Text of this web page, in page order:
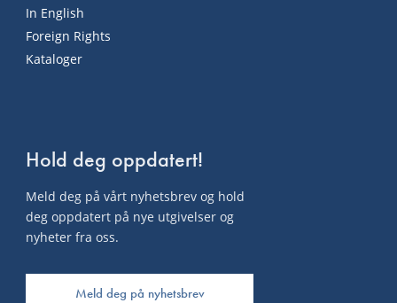
In English
Foreign Rights
Kataloger
Hold deg oppdatert!
Meld deg på vårt nyhetsbrev og hold
deg oppdatert på nye utgivelser og
nyheter fra oss.
Meld deg på nyhetsbrev